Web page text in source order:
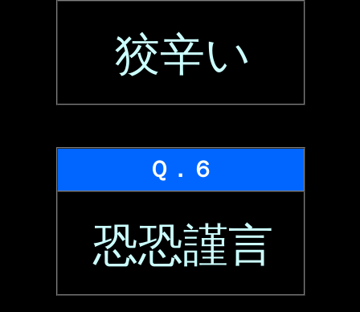
狡辛い
Ｑ．６
恐恐謹言